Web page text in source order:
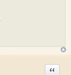
Citation